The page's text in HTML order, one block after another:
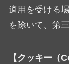
適用を受ける
を除いて、第
【クッキー（